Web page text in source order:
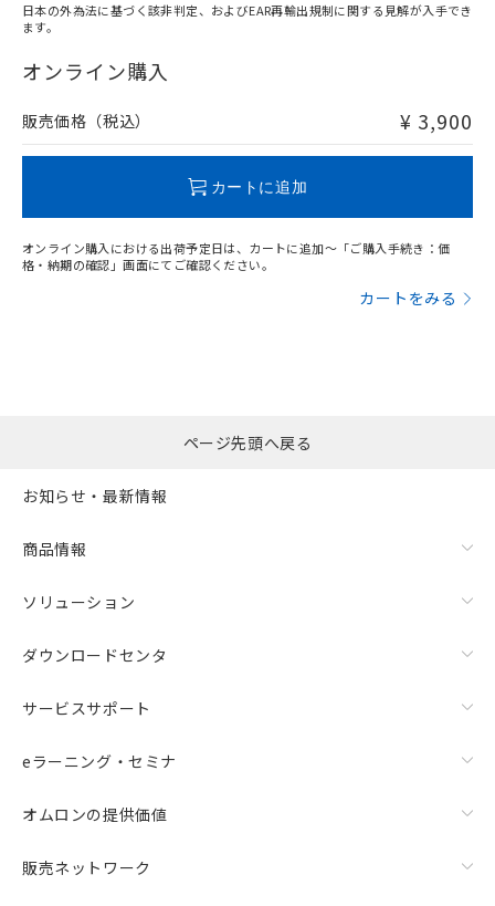
在庫等で未対応品が混在する可能性があります。
問い合わせください。
日本の外為法に基づく該非判定、およびEAR再輸出規制に関する見解が入手でき
ます。
オンライン購入
販売価格（税込） ¥ 3,900
カートに追加
オンライン購入における出荷予定日は、カートに追加～「ご購入手続き：価
格・納期の確認」画面にてご確認ください。
カートをみる
ページ先頭へ戻る
お知らせ・最新情報
商品情報
ソリューション
ダウンロードセンタ
サービスサポート
eラーニング・セミナ
オムロンの提供価値
販売ネットワーク